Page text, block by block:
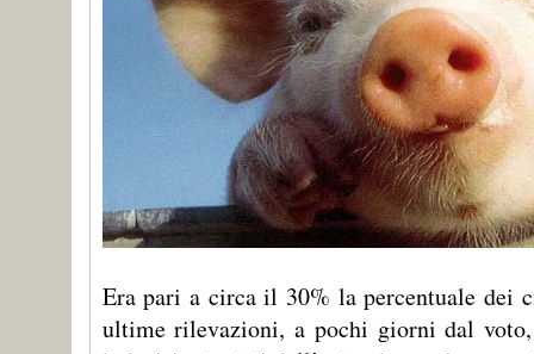
Era pari a circa il 30% la percentuale dei
ultime rilevazioni, a pochi giorni dal voto,